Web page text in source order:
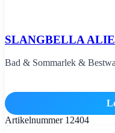
SLANGBELLA
Bad & Sommarlek &
Artikelnummer 12404